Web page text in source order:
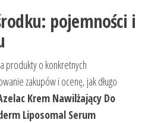
pojemności i
produkty o konkretnych
zakupów i ocenę, jak długo
Krem Nawilżający Do
Liposomal Serum